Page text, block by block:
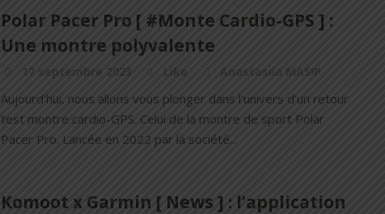
Polar Pacer Pro [ #Monte Cardio-GPS ] :
Une montre polyvalente
17 septembre 2023 Like Anastasiia MASIP
Aujourd'hui, nous allons vous plonger dans l'univers d'un retour
test montre cardio-GPS. Celui de la montre de sport Polar
Pacer Pro. Lancée en 2022 par la société...
Komoot x Garmin [ News ] : l’application